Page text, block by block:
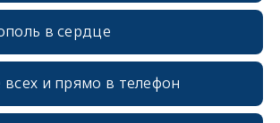
в сердце
и прямо в телефон